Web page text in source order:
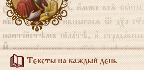
Тексты на каждый день